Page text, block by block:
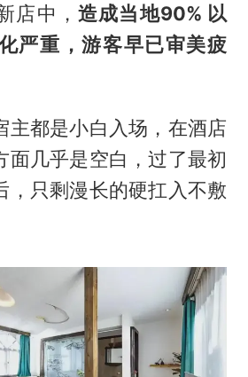
店中，造成当地90% 以
严重，游客早已审美疲
主都是小白入场，在酒店
面几乎是空白，过了最初
，只剩漫长的硬扛入不敷